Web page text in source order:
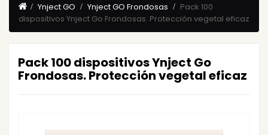
Ynject GO Ynject GO Frondosas
Pack 100
dispositivos Ynject Go Frondosas. Protección vegetal eficaz
Pack 100 dispositivos Ynject Go
Frondosas. Protección vegetal eficaz